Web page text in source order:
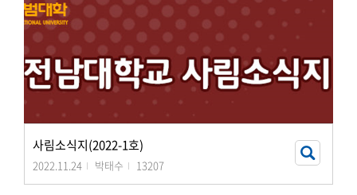
사림소식지(2022-1호)
2022.11.24 박태수 13207